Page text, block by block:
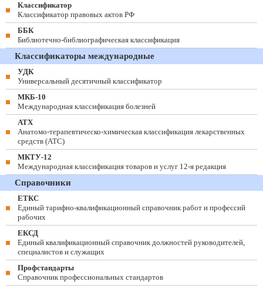
Классификатор
Классификатор правовых актов РФ
ББК
Библиотечно-библиографическая классификация
Классификаторы международные
УДК
Универсальный десятичный классификатор
МКБ-10
Международная классификация болезней
АТХ
Анатомо-терапевтическо-химическая классификация лекарственных
средств (ATC)
МКТУ-12
Международная классификация товаров и услуг 12-я редакция
Справочники
ЕТКС
Единый тарифно-квалификационный справочник работ и профессий
рабочих
ЕКСД
Единый квалификационный справочник должностей руководителей,
специалистов и служащих
Профстандарты
Справочник профессиональных стандартов